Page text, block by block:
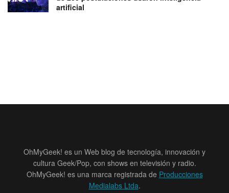
artificial
OhMyGeek! es un Web blog de tecnología, innovación y
cultura Geek/Pop, con shows en televisión y radio.
OhMyGeek! es una marca registrada de Producciones
Medialabs Ltda.